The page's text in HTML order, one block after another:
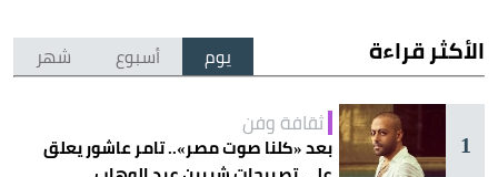
الأكثر قراءة يوم أسبوع شهر
1
ثقافة وفن
بعد «كلنا صوت مصر».. تامر عاشور يعلق